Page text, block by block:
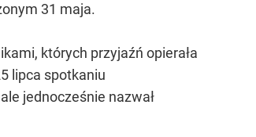
31 maja.
których przyjaźń opierała
lipca spotkaniu
jednocześnie nazwał